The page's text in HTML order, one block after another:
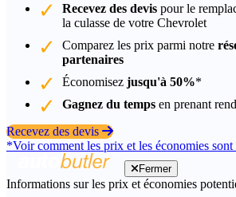
Recevez des devis pour le
la culasse de votre Chevrolet
Comparez les prix parmi notre
partenaires
Économisez jusqu'à 50%*
Gagnez du temps en prenant
Recevez des devis
*Voir comment les prix et les économies sont
Fermer
Informations sur les prix et économies